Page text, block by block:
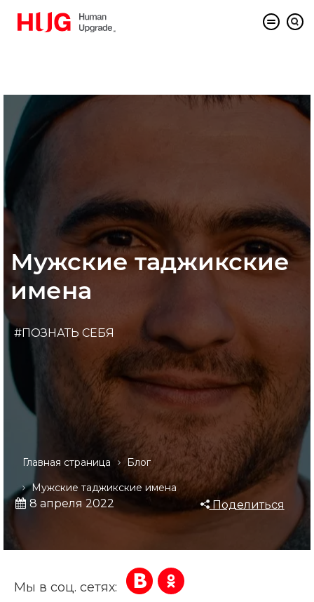
Главная страница
Блог
Мужские таджикские имена
Мужские таджикские
имена
#ПОЗНАТЬ СЕБЯ
8 апреля 2022 Поделиться
Мы в соц. сетях: